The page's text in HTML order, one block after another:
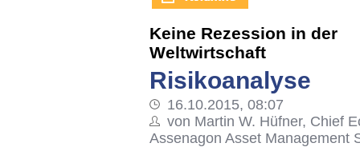
Keine Rezession in der
Weltwirtschaft
Risikoanalyse
16.10.2015, 08:07
von Martin W. Hüfner, Chief
Assenagon Asset Management